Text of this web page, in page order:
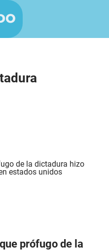
prófugo de la